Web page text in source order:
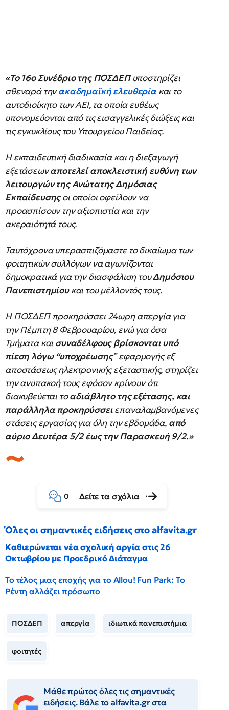
«Το 16ο Συνέδριο της ΠΟΣΔΕΠυποστηρίζει
σθεναρά τηνακαδημαϊκή ελευθερία και το
αυτοδιοίκητο των ΑΕΙ, τα οποία ευθέως
υπονομεύονται από τις εισαγγελικές διώξεις και
τις εγκυκλίους του Υπουργείου Παιδείας.
Η εκπαιδευτική διαδικασία και η διεξαγωγή
εξετάσεωναποτελεί αποκλειστική ευθύνη των
λειτουργών της Ανώτατης Δημόσιας
Εκπαίδευσηςοι οποίοι οφείλουν να
προασπίσουν την αξιοπιστία και την
ακεραιότητά τους.
Ταυτόχρονα υπερασπιζόμαστε το δικαίωμα των
φοιτητικών συλλόγων να αγωνίζονται
δημοκρατικά για την διασφάλιση τουΔημόσιου
Πανεπιστημίουκαι του μέλλοντός τους.
Η ΠΟΣΔΕΠ προκηρύσσει 24ωρη απεργία για
την Πέμπτη 8 Φεβρουαρίου, ενώ για όσα
Τμήματα και συναδέλφους βρίσκονται υπό
πίεση λόγω “υποχρέωσης” εφαρμογής εξ
αποστάσεως ηλεκτρονικής εξεταστικής, στηρίζει
την ανυπακοή τους εφόσον κρίνουν ότι
διακυβεύεται τοαδιάβλητο της εξέτασης, και
παράλληλα προκηρύσσειεπαναλαμβανόμενες
στάσεις εργασίας για όλη την εβδομάδα,από
αύριο Δευτέρα 5/2 έως την Παρασκευή 9/2.»
0 Δείτε τα σχόλια
Όλες οι σημαντικές ειδήσεις στο alfavita.gr
Καθιερώνεται νέα σχολική αργία στις 26
Οκτωβρίου με Προεδρικό Διάταγμα
Το τέλος μιας εποχής για το Allou! Fun Park: Το
Ρέντη αλλάζει πρόσωπο
ΠΟΣΔΕΠ απεργία ιδιωτικά πανεπιστήμια
φοιτητές
Μάθε πρώτος όλες τις σημαντικές
ειδήσεις. Βάλε το alfavita.gr στα